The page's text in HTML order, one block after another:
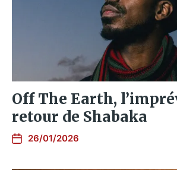
Off The Earth,
retour de Shabaka
26/01/2026